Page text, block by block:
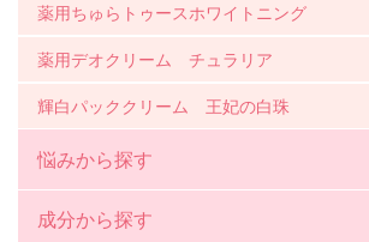
薬用ちゅらトゥースホワイトニング
薬用デオクリーム チュラリア
輝白パッククリーム 王妃の白珠
悩みから探す
成分から探す